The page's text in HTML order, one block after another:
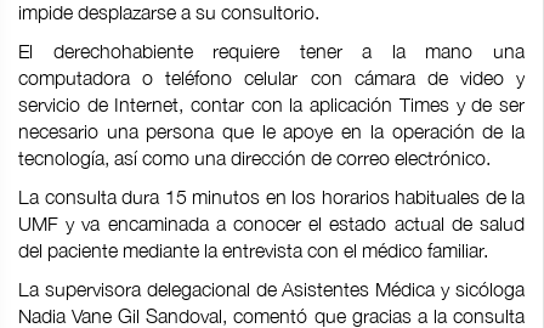
impide desplazarse a su consultorio.
El derechohabiente requiere tener a la mano una
computadora o teléfono celular con cámara de video y
servicio de Internet, contar con la aplicación Times y de ser
necesario una persona que le apoye en la operación de la
tecnología, así como una dirección de correo electrónico.
La consulta dura 15 minutos en los horarios habituales de la
UMF y va encaminada a conocer el estado actual de salud
del paciente mediante la entrevista con el médico familiar.
La supervisora delegacional de Asistentes Médica y sicóloga
Nadia Vane Gil Sandoval, comentó que gracias a la consulta